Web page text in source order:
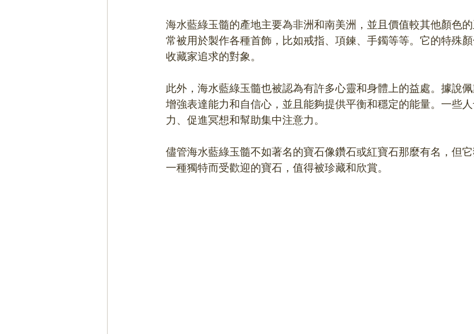
海水藍綠玉髓的產地主要為非洲和南美洲，並且價值較其他顏色
常被用於製作各種首飾，比如戒指、項鍊、手鐲等等。它的特殊
收藏家追求的對象。
此外，海水藍綠玉髓也被認為有許多心靈和身體上的益處。據說佩
增強表達能力和自信心，並且能夠提供平衡和穩定的能量。一些
力、促進冥想和幫助集中注意力。
儘管海水藍綠玉髓不如著名的寶石像鑽石或紅寶石那麼有名，但
一種獨特而受歡迎的寶石，值得被珍藏和欣賞。